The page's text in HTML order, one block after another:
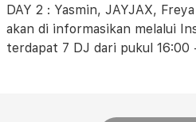
DAY 2 : Yasmin, JAYJAX,
akan di informasikan melalui
terdapat 7 DJ dari pukul 16:00